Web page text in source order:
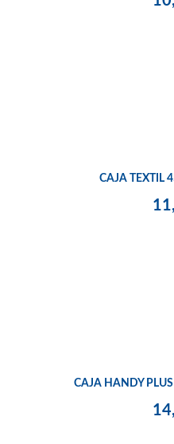
CAJA TEXTIL
CAJA HANDY